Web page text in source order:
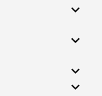
expand_more
expand_more
expand_more
expand_more